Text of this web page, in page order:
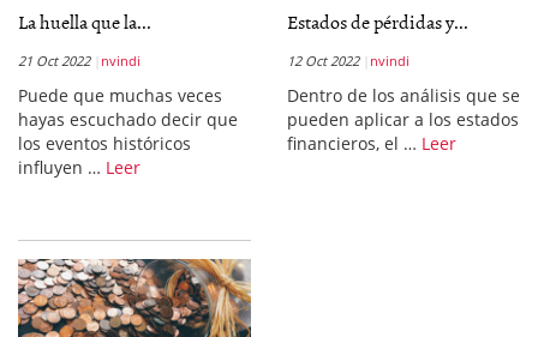
La huella que la...
21 Oct 2022 nvindi
Puede que muchas veces
hayas escuchado decir que
los eventos históricos
influyen … Leer
Estados de pérdidas y...
12 Oct 2022 nvindi
Dentro de los análisis que se
pueden aplicar a los estados
financieros, el … Leer